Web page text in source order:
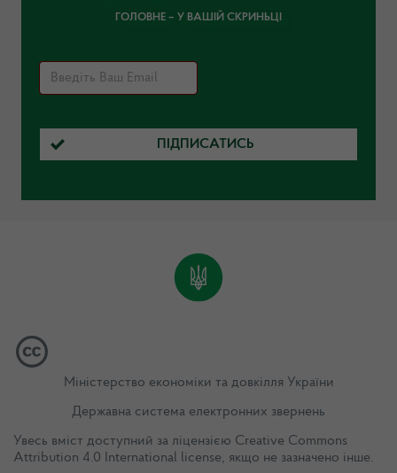
ГОЛОВНЕ – У ВАШІЙ СКРИНЬЦІ
ПІДПИСАТИСЬ
Міністерство економіки та довкілля України
Державна система електронних звернень
Увесь вміст доступний за ліцензією Creative Commons
Attribution 4.0 International license, якщо не зазначено інше.